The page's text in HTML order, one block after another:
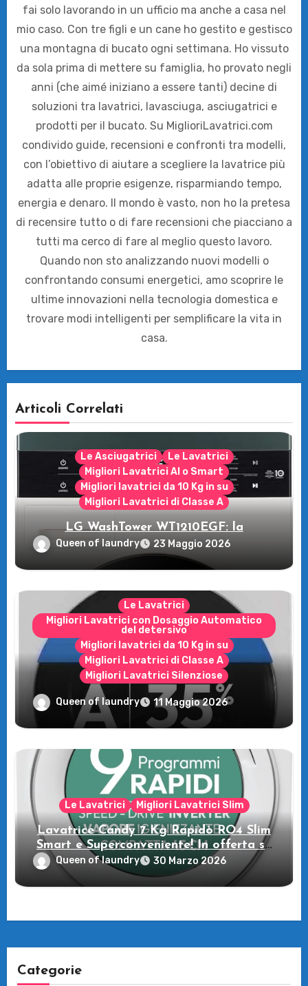
fai solo lavorando in un ufficio ma anche a casa nel
mio caso. Con tre figli e un cane ho gestito e gestisco
una montagna di bucato ogni settimana. Ho vissuto
da sola prima di mettere su famiglia, ho provato negli
anni (che aimé iniziano a essere tanti) decine di
soluzioni tra lavatrici, lavasciuga, asciugatrici e
prodotti per il bucato. Su MiglioriLavatrici.com
condivido guide, recensioni e confronti tra modelli,
con l’obiettivo di aiutare a scegliere la lavatrice più
adatta alle proprie esigenze, risparmiando tempo,
energia e denaro. Il mondo è vasto, non ho la pretesa
di recensire tutto o di fare recensioni che piacciano a
tutti ma cerco di fare al meglio questo lavoro.
Quando non sto analizzando nuovi modelli o
confrontando consumi energetici, amo scoprire le
ultime innovazioni nella tecnologia domestica e
trovare modi intelligenti per semplificare la vita in
casa.
Articoli Correlati
Le Asciugatrici
Le Lavatrici
Migliori Lavatrici AI o Smart
Migliori lavatrici da 10 Kg in su
Migliori Lavatrici di Classe A
LG WashTower WT1210EGF: la
rivoluzione intelligente per il tuo bucato!
Queen of laundry 23 Maggio 2026
Le Lavatrici
Migliori Lavatrici con Dosaggio Automatico
del detersivo
Migliori lavatrici da 10 Kg in su
Migliori Lavatrici di Classe A
Migliori Lavatrici Silenziose
Recensione della Lavatrice Candy
MultiWash: Innovazione e flessibilità a
casa tua!
Queen of laundry 11 Maggio 2026
Le Lavatrici Migliori Lavatrici Slim
Lavatrice Candy 7 Kg Rapidò RO4 Slim
Smart e Superconveniente! In offerta su
Amazon
Queen of laundry 30 Marzo 2026
Categorie